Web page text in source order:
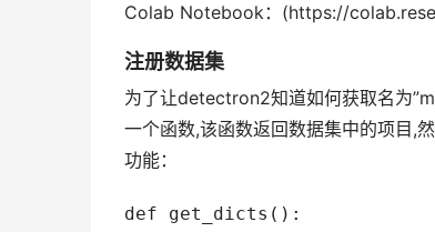
Colab Notebook：(https://
注册数据集
为了让detectron2知道如何获取名为
一个函数,该函数返回数据集中的项目,
功能：
def get_dicts():